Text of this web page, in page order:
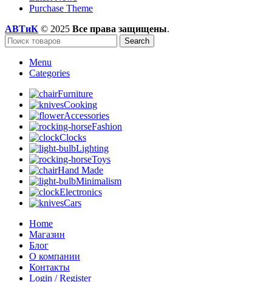
Purchase Theme
АВТиК © 2025 Все права защищены.
Search
Menu
Categories
Furniture
Cooking
Accessories
Fashion
Clocks
Lighting
Toys
Hand Made
Minimalism
Electronics
Cars
Home
Магазин
Блог
О компании
Контакты
Login / Register